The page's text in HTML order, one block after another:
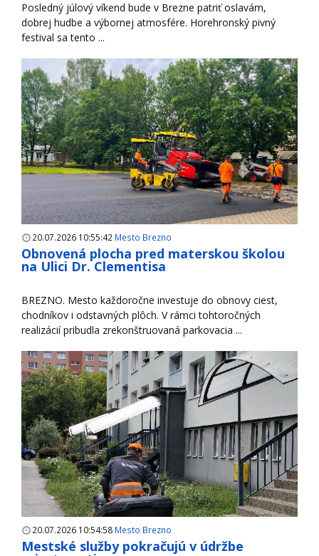
Posledný júlový víkend bude v Brezne patriť oslavám,
dobrej hudbe a výbornej atmosfére. Horehronský pivný
festival sa tento ...
20.07.2026 10:55:42 Mesto Brezno
Obnovená plocha pred materskou školou
na Ulici Dr. Clementisa
BREZNO. Mesto každoročne investuje do obnovy ciest,
chodníkov i odstavných plôch. V rámci tohtoročných
realizácií pribudla zrekonštruovaná parkovacia ...
20.07.2026 10:54:58 Mesto Brezno
Mestské služby pokračujú v údržbe